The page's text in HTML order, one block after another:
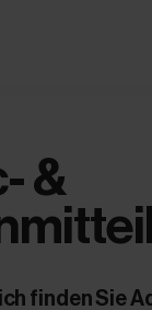
&
finden Sie